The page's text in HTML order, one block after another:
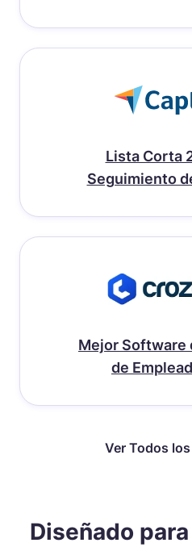
Lista Corta
Seguimiento
Mejor Software
de
Ver Todos
Diseñado